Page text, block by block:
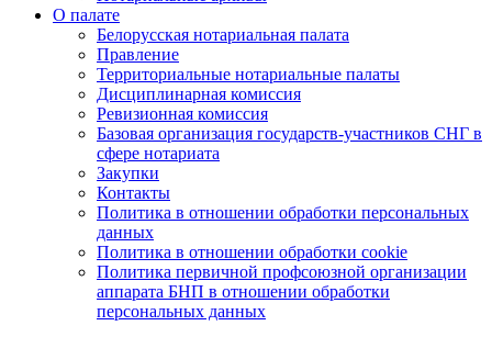
О палате
Белорусская нотариальная палата
Правление
Территориальные нотариальные палаты
Дисциплинарная комиссия
Ревизионная комиссия
Базовая организация государств-участников СНГ в
сфере нотариата
Закупки
Контакты
Политика в отношении обработки персональных
данных
Политика в отношении обработки cookie
Политика первичной профсоюзной организации
аппарата БНП в отношении обработки
персональных данных